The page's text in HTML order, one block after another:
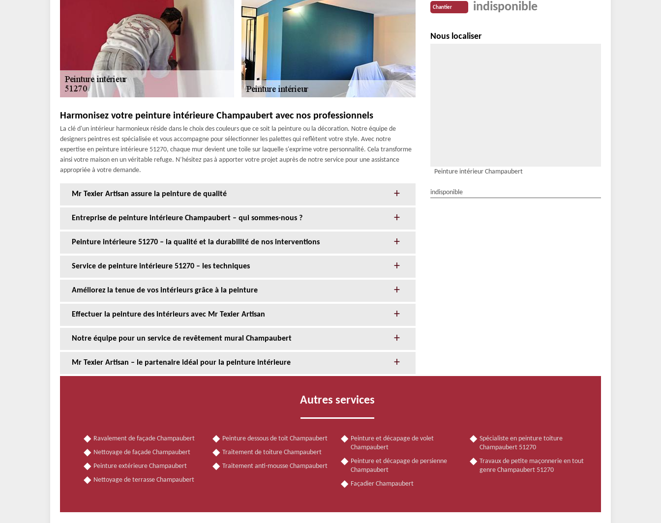
Harmonisez votre peinture intérieure Champaubert avec nos professionnels
La clé d'un intérieur harmonieux réside dans le choix des couleurs que ce soit la peinture ou la décoration. Notre équipe de
designers peintres est spécialisée et vous accompagne pour sélectionner les palettes qui reflètent votre style. Avec notre
expertise en peinture intérieure 51270, chaque mur devient une toile sur laquelle s'exprime votre personnalité. Cela transforme
ainsi votre maison en un véritable refuge. N’hésitez pas à apporter votre projet auprès de notre service pour une assistance
appropriée à votre demande.
Mr Texier Artisan assure la peinture de qualité
Entreprise de peinture intérieure Champaubert – qui sommes-nous ?
Peinture intérieure 51270 – la qualité et la durabilité de nos interventions
Service de peinture intérieure 51270 – les techniques
Améliorez la tenue de vos intérieurs grâce à la peinture
Effectuer la peinture des intérieurs avec Mr Texier Artisan
Notre équipe pour un service de revêtement mural Champaubert
Mr Texier Artisan – le partenaire idéal pour la peinture intérieure
Chantier indisponible
Nous localiser
Peinture intérieur Champaubert
indisponible
Autres services
Ravalement de façade Champaubert
Nettoyage de façade Champaubert
Peinture extérieure Champaubert
Nettoyage de terrasse Champaubert
Peinture dessous de toit Champaubert
Traitement de toiture Champaubert
Traitement anti-mousse Champaubert
Peinture et décapage de volet
Champaubert
Peinture et décapage de persienne
Champaubert
Façadier Champaubert
Spécialiste en peinture toiture
Champaubert 51270
Travaux de petite maçonnerie en tout
genre Champaubert 51270